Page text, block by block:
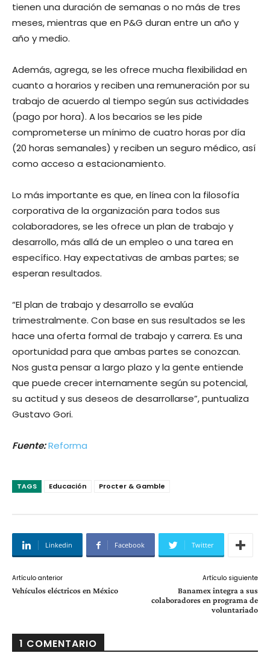
tienen una duración de semanas o no más de tres
meses, mientras que en P&G duran entre un año y
año y medio.
Además, agrega, se les ofrece mucha flexibilidad en
cuanto a horarios y reciben una remuneración por su
trabajo de acuerdo al tiempo según sus actividades
(pago por hora). A los becarios se les pide
comprometerse un mínimo de cuatro horas por día
(20 horas semanales) y reciben un seguro médico, así
como acceso a estacionamiento.
Lo más importante es que, en línea con la filosofía
corporativa de la organización para todos sus
colaboradores, se les ofrece un plan de trabajo y
desarrollo, más allá de un empleo o una tarea en
específico. Hay expectativas de ambas partes; se
esperan resultados.
“El plan de trabajo y desarrollo se evalúa
trimestralmente. Con base en sus resultados se les
hace una oferta formal de trabajo y carrera. Es una
oportunidad para que ambas partes se conozcan.
Nos gusta pensar a largo plazo y la gente entiende
que puede crecer internamente según su potencial,
su actitud y sus deseos de desarrollarse”, puntualiza
Gustavo Gori.
Fuente:Reforma
TAGS Educación Procter & Gamble
Linkedin Facebook Twitter
Artículo anterior
Vehículos eléctricos en México
Artículo siguiente
Banamex integra a sus
colaboradores en programa de
voluntariado
1 COMENTARIO